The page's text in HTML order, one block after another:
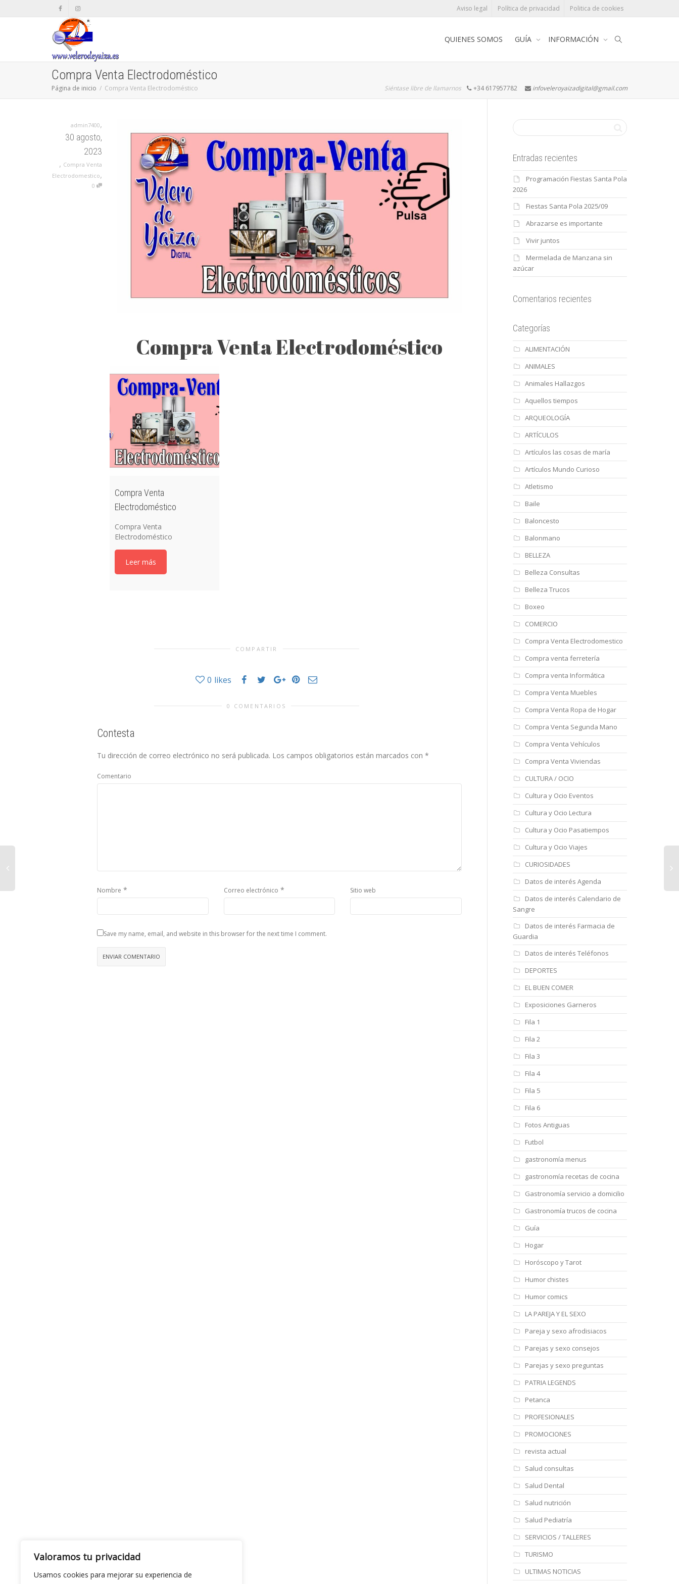
Valoramos tu privacidad
Usamos cookies para mejorar su experiencia de
Aviso legal Política de privacidad Politica de cookies
QUIENES SOMOS GUÍA INFORMACIÓN
Compra Venta Electrodoméstico
Página de inicio Compra Venta Electrodoméstico Siéntase libre de llamarnos +34 617957782 infoveleroyaizadigital@gmail.com
admin7400,
30 agosto,
2023
, Compra Venta
Electrodomestico,
0
Compra Venta Electrodoméstico
Compra Venta
Electrodoméstico
Compra Venta
Electrodoméstico
Leer más
COMPARTIR
0 likes
0 COMENTARIOS
Contesta
Tu dirección de correo electrónico no será publicada. Los campos obligatorios están marcados con *
Comentario
Nombre * Correo electrónico * Sitio web
Save my name, email, and website in this browser for the next time I comment.
Entradas recientes
Programación Fiestas Santa Pola
2026
Fiestas Santa Pola 2025/09
Abrazarse es importante
Vivir juntos
Mermelada de Manzana sin
azúcar
Comentarios recientes
Categorías
ALIMENTACIÓN
ANIMALES
Animales Hallazgos
Aquellos tiempos
ARQUEOLOGÍA
ARTÍCULOS
Artículos las cosas de maría
Artículos Mundo Curioso
Atletismo
Baile
Baloncesto
Balonmano
BELLEZA
Belleza Consultas
Belleza Trucos
Boxeo
COMERCIO
Compra Venta Electrodomestico
Compra venta ferretería
Compra venta Informática
Compra Venta Muebles
Compra Venta Ropa de Hogar
Compra Venta Segunda Mano
Compra Venta Vehículos
Compra Venta Viviendas
CULTURA / OCIO
Cultura y Ocio Eventos
Cultura y Ocio Lectura
Cultura y Ocio Pasatiempos
Cultura y Ocio Viajes
CURIOSIDADES
Datos de interés Agenda
Datos de interés Calendario de
Sangre
Datos de interés Farmacia de
Guardia
Datos de interés Teléfonos
DEPORTES
EL BUEN COMER
Exposiciones Garneros
Fila 1
Fila 2
Fila 3
Fila 4
Fila 5
Fila 6
Fotos Antiguas
Futbol
gastronomía menus
gastronomía recetas de cocina
Gastronomía servicio a domicilio
Gastronomía trucos de cocina
Guía
Hogar
Horóscopo y Tarot
Humor chistes
Humor comics
LA PAREJA Y EL SEXO
Pareja y sexo afrodisiacos
Parejas y sexo consejos
Parejas y sexo preguntas
PATRIA LEGENDS
Petanca
PROFESIONALES
PROMOCIONES
revista actual
Salud consultas
Salud Dental
Salud nutrición
Salud Pediatría
SERVICIOS / TALLERES
TURISMO
ULTIMAS NOTICIAS